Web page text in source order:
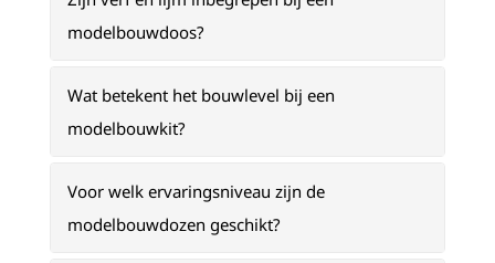
modelbouwdoos?
Wat betekent het bouwlevel bij een
modelbouwkit?
Voor welk ervaringsniveau zijn de
modelbouwdozen geschikt?